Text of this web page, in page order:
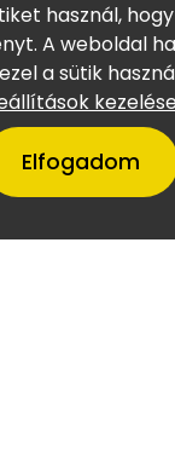
használ,
A weboldal
a sütik
Elfogadom